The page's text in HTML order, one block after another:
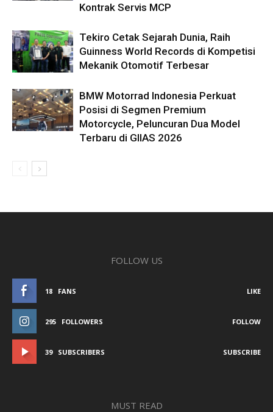
Kontrak Servis MCP
Tekiro Cetak Sejarah Dunia, Raih
Guinness World Records di Kompetisi
Mekanik Otomotif Terbesar
BMW Motorrad Indonesia Perkuat
Posisi di Segmen Premium
Motorcycle, Peluncuran Dua Model
Terbaru di GIIAS 2026
FOLLOW US
18 FANS LIKE
295 FOLLOWERS FOLLOW
39 SUBSCRIBERS SUBSCRIBE
MUST READ